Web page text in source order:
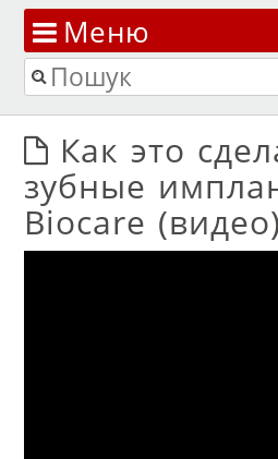
Меню
Перейти до змісту
Пошук
Как это
зубные
Biocare (видео)